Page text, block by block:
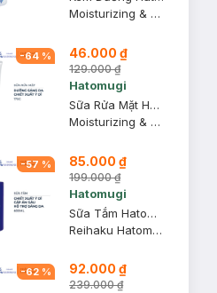
Moisturizing & Conditioning The Milky Cream
-64 % 46.000 ₫
129.000 ₫
Hatomugi
Sữa Rửa Mặt Hatomugi Ý Dĩ Hỗ Trợ Dưỡng Ẩm, Sáng Da 170g
Moisturizing & Facial Washing - The Facial Foam
-57 % 85.000 ₫
199.000 ₫
Hatomugi
Sữa Tắm Hatomugi Cấp Ẩm Sâu, Hỗ Trợ Sáng Da 600ml
Reihaku Hatomugi High Moisturizing Body Soap
-62 % 92.000 ₫
239.000 ₫